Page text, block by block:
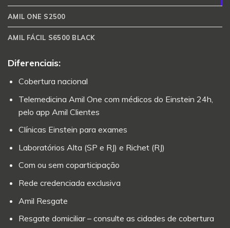
AMIL ONE S2500
AMIL FÁCIL S6500 BLACK
Diferenciais:
Cobertura nacional
Telemedicina Amil One com médicos do Einstein 24h,
pelo app Amil Clientes
Clínicas Einstein para exames
Laboratórios Alta (SP e RJ) e Richet (RJ)
Com ou sem coparticipação
Rede credenciada exclusiva
Amil Resgate
Resgate domiciliar – consulte as cidades de cobertura